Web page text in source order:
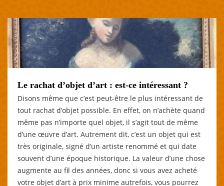
Le rachat d’objet d’art : est-ce intéressant ?
Disons même que c’est peut-être le plus intéressant de
tout rachat d’objet possible. En effet, on n’achète quand
même pas n’importe quel objet, il s’agit tout de même
d’une œuvre d’art. Autrement dit, c’est un objet qui est
très originale, signé d’un artiste renommé et qui date
souvent d’une époque historique. La valeur d’une chose
augmente au fil des années, donc si vous avez acheté
votre objet d’art à prix minime autrefois, vous pourrez